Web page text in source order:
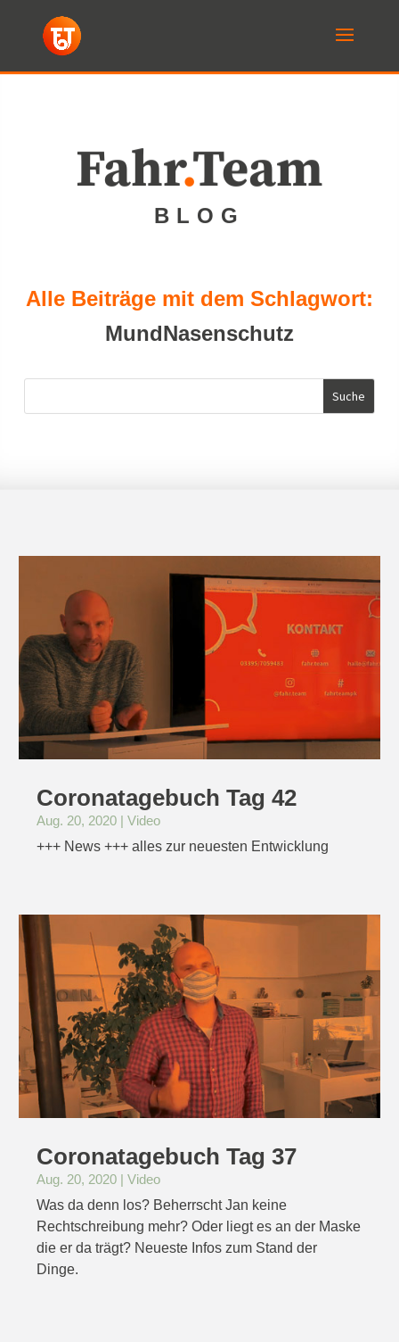
Fahr.Team
BLOG
Alle Beiträge mit dem Schlagwort:
MundNasenschutz
Coronatagebuch Tag 42
Aug. 20, 2020 |Video
+++ News +++ alles zur neuesten Entwicklung
Coronatagebuch Tag 37
Aug. 20, 2020 |Video
Was da denn los? Beherrscht Jan keine
Rechtschreibung mehr? Oder liegt es an der Maske
die er da trägt? Neueste Infos zum Stand der
Dinge.